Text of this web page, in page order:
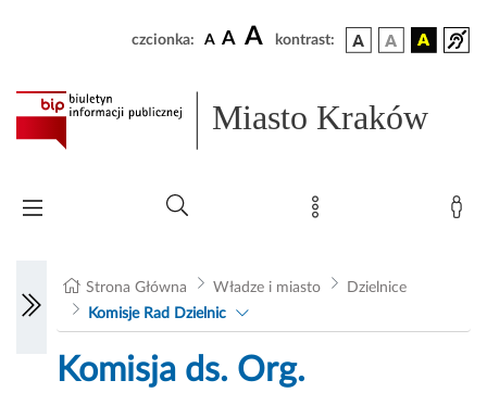
czcionka: A A A kontrast:
Miasto Kraków
Strona Główna Władze i miasto
Dzielnice
Komisje Rad Dzielnic
Komisja ds. Org.